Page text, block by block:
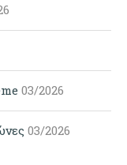
03/2026
03/2026